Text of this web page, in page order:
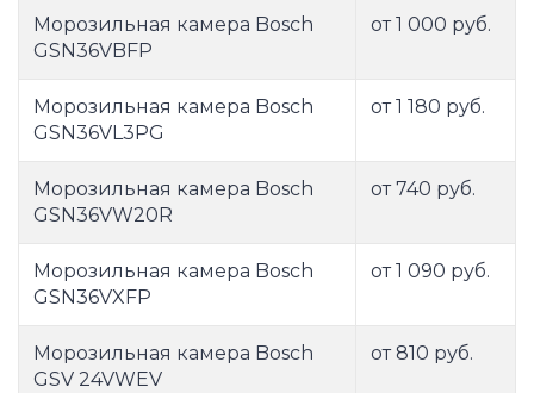
Морозильная камера Bosch
GSN36VBFP
от 1 000 руб.
Морозильная камера Bosch
GSN36VL3PG
от 1 180 руб.
Морозильная камера Bosch
GSN36VW20R
от 740 руб.
Морозильная камера Bosch
GSN36VXFP
от 1 090 руб.
Морозильная камера Bosch
GSV 24VWEV
от 810 руб.